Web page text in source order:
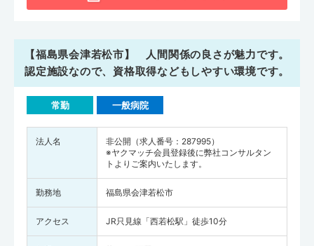
【福島県会津若松市】 人間関係の良さが魅力です。
認定施設なので、資格取得などもしやすい環境です。
常勤 一般病院
法人名
非公開（求人番号：287995）
※ヤクマッチ会員登録後に弊社コンサルタン
トよりご案内いたします。
勤務地 福島県会津若松市
アクセス JR只見線「西若松駅」徒歩10分